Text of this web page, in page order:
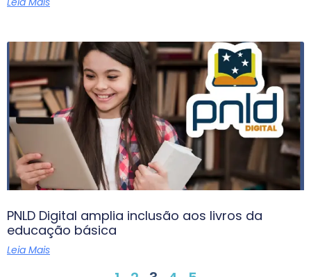
PNLD Digital amplia inclusão aos livros da
educação básica
Leia Mais